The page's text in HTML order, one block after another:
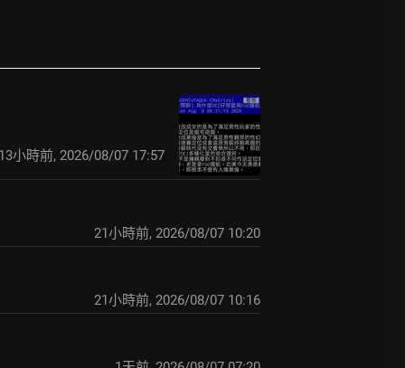
小時前, 2026/08/07 17:57
21小時前, 2026/08/07 10:20
21小時前, 2026/08/07 10:16